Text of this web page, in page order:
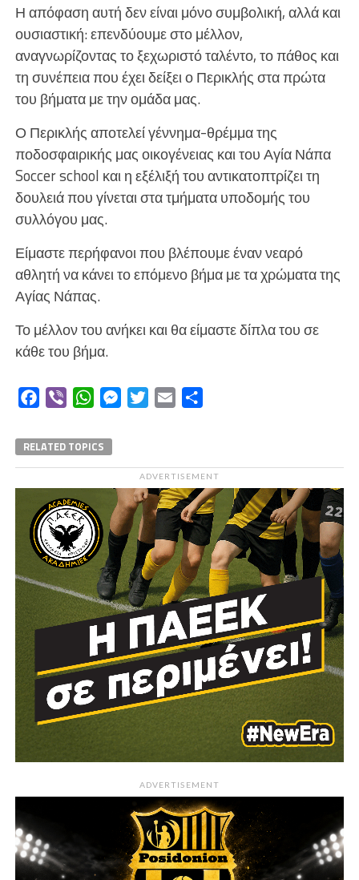
Η απόφαση αυτή δεν είναι μόνο συμβολική, αλλά και
ουσιαστική: επενδύουμε στο μέλλον,
αναγνωρίζοντας το ξεχωριστό ταλέντο, το πάθος και
τη συνέπεια που έχει δείξει ο Περικλής στα πρώτα
του βήματα με την ομάδα μας.
Ο Περικλής αποτελεί γέννημα-θρέμμα της
ποδοσφαιρικής μας οικογένειας και του Αγία Νάπα
Soccer school και η εξέλιξή του αντικατοπτρίζει τη
δουλειά που γίνεται στα τμήματα υποδομής του
συλλόγου μας.
Είμαστε περήφανοι που βλέπουμε έναν νεαρό
αθλητή να κάνει το επόμενο βήμα με τα χρώματα της
Αγίας Νάπας.
Το μέλλον του ανήκει και θα είμαστε δίπλα του σε
κάθε του βήμα.
Facebook
Viber WhatsAppMessengerTwitterEmail
RELATED TOPICS
ADVERTISEMENT
ADVERTISEMENT